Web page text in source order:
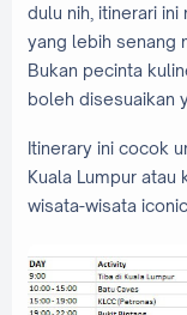
dulu nih, itinerari
yang lebih senang
Bukan pecinta
boleh disesuaikan
Itinerary ini cocok
Kuala Lumpur
wisata-wisata